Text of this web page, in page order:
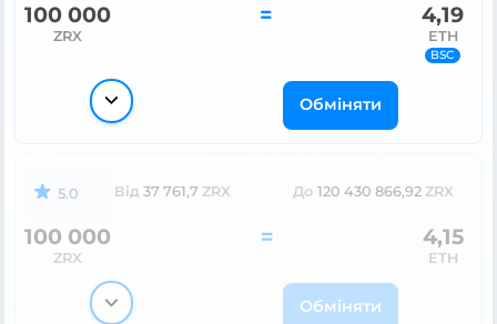
100 000
ZRX
= 4,19
ETH
BSC
Обміняти
5.0 Від 37 761,7 ZRX До 120 430 866,92 ZRX
100 000
ZRX
= 4,15
ETH
Обміняти